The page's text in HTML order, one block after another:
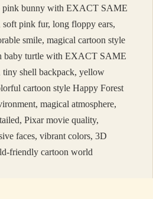
pink bunny with EXACT SAME
soft pink fur, long floppy ears,
smile, magical cartoon style
baby turtle with EXACT SAME
tiny shell backpack, yellow
cartoon style Happy Forest
magical atmosphere,
Pixar movie quality,
faces, vibrant colors, 3D
friendly cartoon world